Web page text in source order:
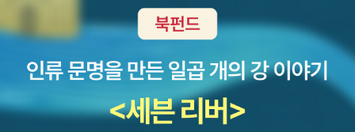
후에는 여름방학 숙제로 독서록을 남겼습니다. 책은 많이 읽지만 기
록은 싫어해서 독서록 10편 써오라니 정말 딱 10편만 쓰더군요. 다른
절대 사절~~ 글씨를 워낙 못 써서 이걸 공개해야하나 고민했는데 그
냥 올려봅니다.^^확대해 보면 <홈런을 한번도 쳐보지 못한 너에게>
를 읽고 주인공 루이에게 자신이 태권도단증을 따기 위해 노력했던
자칭 홍보대사로 이벤트 잘 알리지만 정작 참여하지 않는 순오기, 홍
보만 하지 말고 이번엔 참여도 좀 해야겠죠! ^^저학년 도서 10권 고학
년 도서 10권